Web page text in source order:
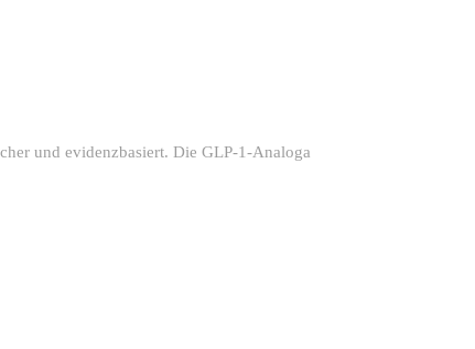
und evidenzbasiert. Die GLP-1-Analoga